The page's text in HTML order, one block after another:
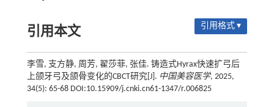
引用本文 引用格式 ▾
李雪, 支方静, 周芳, 翟莎菲, 张佳. 铸造式Hyrax快速扩弓后
上颌牙弓及颌骨变化的CBCT研究[J]. 中国美容医学, 2025,
34(5): 65-68 DOI:10.15909/j.cnki.cn61-1347/r.006825